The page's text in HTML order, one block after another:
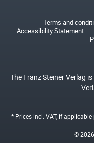
Terms and
Accessibility Statement
The Franz Steiner Verlag
* Prices incl. VAT, if applicable
©